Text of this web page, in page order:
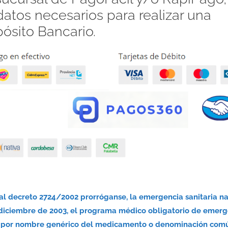
necesarios para realizar una
Bancario.
decreto 2724/2002 prorróganse, la emergencia sanitaria
de 2003, el programa médico obligatorio de
nombre genérico del medicamento o denominación